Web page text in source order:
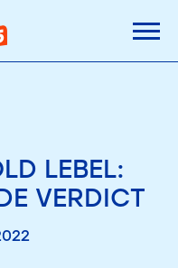
LEBEL:
VERDICT